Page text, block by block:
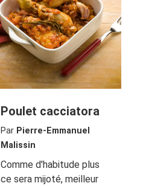
Poulet cacciatora
Par Pierre-Emmanuel
Malissin
Comme d'habitude plus
ce sera mijoté, meilleur